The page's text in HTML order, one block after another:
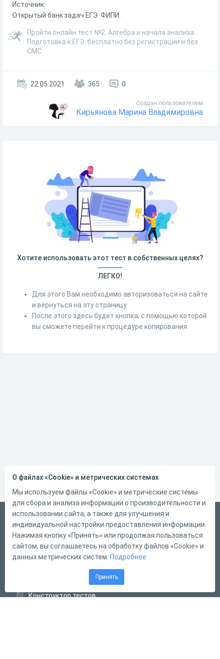
Источник:
Открытый банк задач ЕГЭ. ФИПИ.
Пройти онлайн тест №2. Алгебра и начала анализа.
Подготовка к ЕГЭ. бесплатно без регистрации и без
СМС
22.05.2021 365 0
Создан пользователем
Кирьянова Марина Владимировна
Хотите использовать этот тест в собственных целях?
ЛЕГКО!
Для этого Вам необходимо авторизоваться на сайте
и вернуться на эту страницу.
После этого здесь будет кнопка, с помощью которой
вы сможете перейти к процедуре копирования.
Русский
Справка
Форма обратной связи
Конструктор тестов
О файлах «Cookie» и метрических системах
Мы используем файлы «Cookie» и метрические системы
для сбора и анализа информации о производительности и
использовании сайта, а также для улучшения и
индивидуальной настройки предоставления информации.
Нажимая кнопку «Принять» или продолжая пользоваться
сайтом, вы соглашаетесь на обработку файлов «Cookie» и
данных метрических систем. Подробнее
Принять